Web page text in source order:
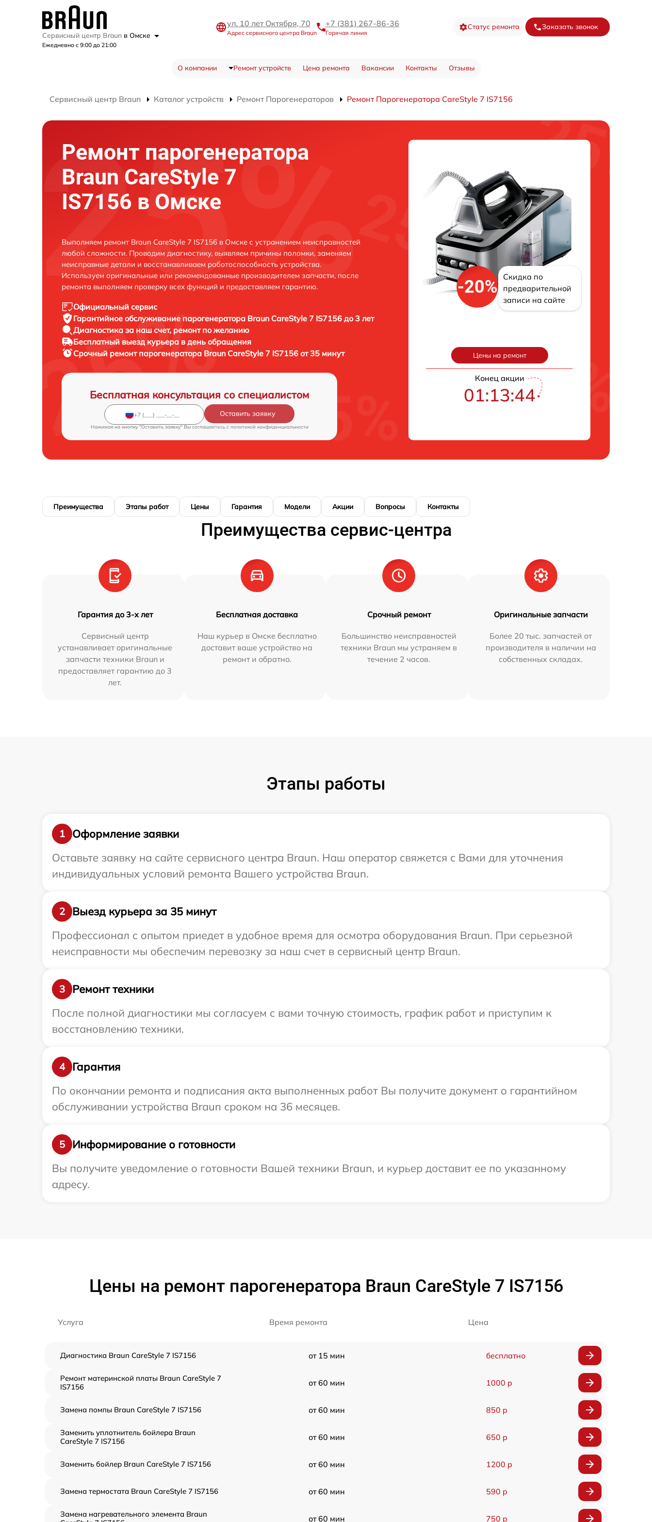
Сервисный центр Braun в Омске
Ежедневно с 9:00 до 21:00
ул. 10 лет Октября, 70
Адрес сервисного центра Braun
+7 (381) 267-86-36
Горячая линия
Статус ремонта Заказать звонок
О компании Ремонт устройств Цена ремонта Вакансии Контакты Отзывы
Сервисный центр Braun Каталог устройств Ремонт Парогенераторов Ремонт Парогенератора CareStyle 7 IS7156
Ремонт парогенератора
Braun CareStyle 7
IS7156 в Омске
Выполняем ремонт Braun CareStyle 7 IS7156 в Омске с устранением неисправностей
любой сложности. Проводим диагностику, выявляем причины поломки, заменяем
неисправные детали и восстанавливаем работоспособность устройства.
Используем оригинальные или рекомендованные производителем запчасти, после
ремонта выполняем проверку всех функций и предоставляем гарантию.
Официальный сервис
Гарантийное обслуживание парогенератора Braun CareStyle 7 IS7156 до 3 лет
Диагностика за наш счет, ремонт по желанию
Бесплатный выезд курьера в день обращения
Срочный ремонт парогенератора Braun CareStyle 7 IS7156 от 35 минут
Бесплатная консультация со специалистом
Оставить заявку
Нажимая на кнопку "Оставить заявку" Вы соглашаетесь c политикой конфиденциальности
-20%
Скидка по
предварительной
записи на сайте
Цены на ремонт
Конец акции
01:13:43
Преимущества Этапы работ Цены Гарантия Модели Акции Вопросы Контакты
Преимущества сервис-центра
Гарантия до 3-х лет
Сервисный центр
устанавливает оригинальные
запчасти техники Braun и
предоставляет гарантию до 3
лет.
Бесплатная доставка
Наш курьер в Омске бесплатно
доставит ваше устройство на
ремонт и обратно.
Срочный ремонт
Большинство неисправностей
техники Braun мы устраняем в
течение 2 часов.
Оригинальные запчасти
Более 20 тыс. запчастей от
производителя в наличии на
собственных складах.
Этапы работы
1
Оформление заявки
Оставьте заявку на сайте сервисного центра Braun. Наш оператор свяжется с Вами для уточнения
индивидуальных условий ремонта Вашего устройства Braun.
2
Выезд курьера за 35 минут
Профессионал с опытом приедет в удобное время для осмотра оборудования Braun. При серьезной
неисправности мы обеспечим перевозку за наш счет в сервисный центр Braun.
3
Ремонт техники
После полной диагностики мы согласуем с вами точную стоимость, график работ и приступим к
восстановлению техники.
4
Гарантия
По окончании ремонта и подписания акта выполненных работ Вы получите документ о гарантийном
обслуживании устройства Braun сроком на 36 месяцев.
5
Информирование о готовности
Вы получите уведомление о готовности Вашей техники Braun, и курьер доставит ее по указанному
адресу.
Цены на ремонт парогенератора Braun CareStyle 7 IS7156
Услуга Время ремонта Цена
Диагностика Braun CareStyle 7 IS7156 от 15 мин бесплатно
Ремонт материнской платы Braun CareStyle 7
IS7156
от 60 мин 1000 р
Замена помпы Braun CareStyle 7 IS7156 от 60 мин 850 р
Заменить уплотнитель бойлера Braun
CareStyle 7 IS7156
от 60 мин 650 р
Заменить бойлер Braun CareStyle 7 IS7156 от 60 мин 1200 р
Замена термостата Braun CareStyle 7 IS7156 от 60 мин 590 р
Замена нагревательного элемента Braun
от 60 мин 750 р